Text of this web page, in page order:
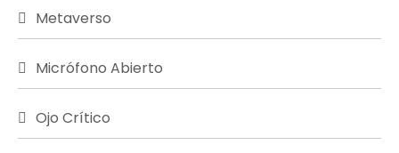
Metaverso
Micrófono Abierto
Ojo Crítico